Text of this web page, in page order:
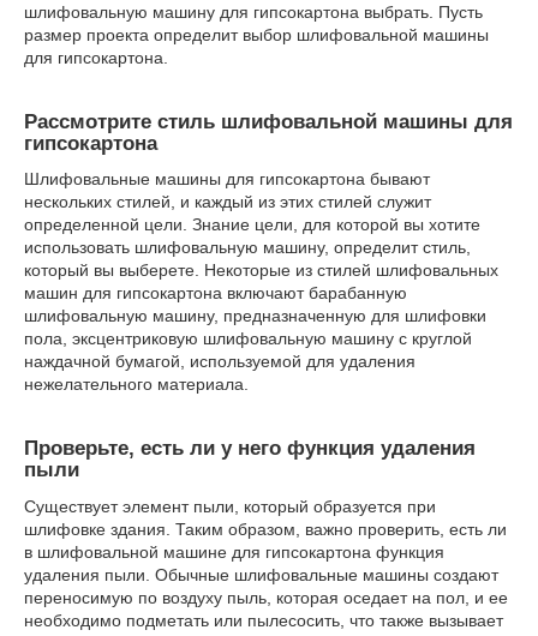
шлифовальную машину для гипсокартона выбрать. Пусть
размер проекта определит выбор шлифовальной машины
для гипсокартона.
Рассмотрите стиль шлифовальной машины для
гипсокартона
Шлифовальные машины для гипсокартона бывают
нескольких стилей, и каждый из этих стилей служит
определенной цели. Знание цели, для которой вы хотите
использовать шлифовальную машину, определит стиль,
который вы выберете. Некоторые из стилей шлифовальных
машин для гипсокартона включают барабанную
шлифовальную машину, предназначенную для шлифовки
пола, эксцентриковую шлифовальную машину с круглой
наждачной бумагой, используемой для удаления
нежелательного материала.
Проверьте, есть ли у него функция удаления
пыли
Существует элемент пыли, который образуется при
шлифовке здания. Таким образом, важно проверить, есть ли
в шлифовальной машине для гипсокартона функция
удаления пыли. Обычные шлифовальные машины создают
переносимую по воздуху пыль, которая оседает на пол, и ее
необходимо подметать или пылесосить, что также вызывает